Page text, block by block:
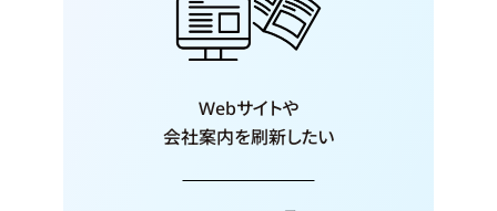
Webサイトや
会社案内を刷新したい